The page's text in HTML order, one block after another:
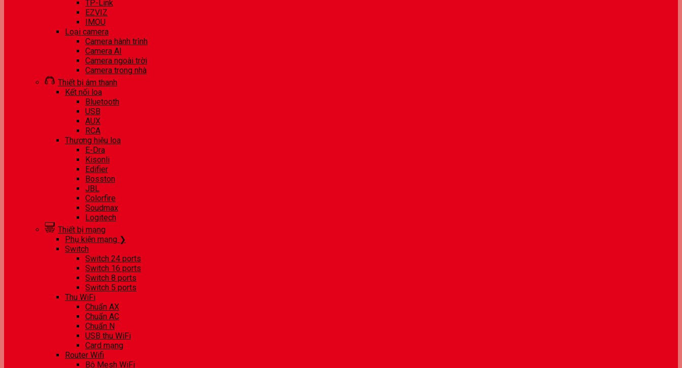
TP-Link
EZVIZ
IMOU
Loại camera
Camera hành trình
Camera AI
Camera ngoài trời
Camera trong nhà
Thiết bị âm thanh
Kết nối loa
Bluetooth
USB
AUX
RCA
Thương hiệu loa
E-Dra
Kisonli
Edifier
Bosston
JBL
Colorfire
Soudmax
Logitech
Thiết bị mạng
Phụ kiện mạng ❯
Switch
Switch 24 ports
Switch 16 ports
Switch 8 ports
Switch 5 ports
Thu WiFi
Chuẩn AX
Chuẩn AC
Chuẩn N
USB thu WiFi
Card mạng
Router Wifi
Bộ Mesh WiFi